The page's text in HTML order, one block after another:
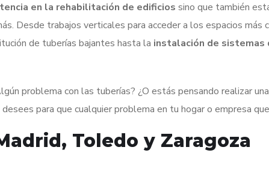
en la rehabilitación de edificios sino que también
Desde trabajos verticales para acceder a los espacios más
de tuberías bajantes hasta la instalación de sistemas
problema con las tuberías? ¿O estás pensando realizar
para que cualquier problema en tu hogar o empresa
Toledo y Zaragoza